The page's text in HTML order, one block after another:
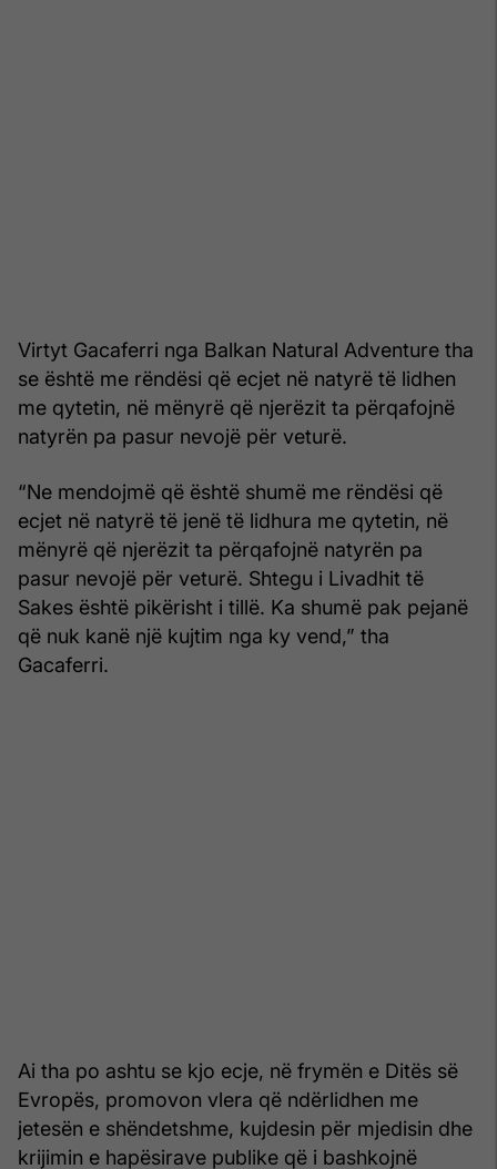
Virtyt Gacaferri nga Balkan Natural Adventure tha
se është me rëndësi që ecjet në natyrë të lidhen
me qytetin, në mënyrë që njerëzit ta përqafojnë
natyrën pa pasur nevojë për veturë.
“Ne mendojmë që është shumë me rëndësi që
ecjet në natyrë të jenë të lidhura me qytetin, në
mënyrë që njerëzit ta përqafojnë natyrën pa
pasur nevojë për veturë. Shtegu i Livadhit të
Sakes është pikërisht i tillë. Ka shumë pak pejanë
që nuk kanë një kujtim nga ky vend,” tha
Gacaferri.
Ai tha po ashtu se kjo ecje, në frymën e Ditës së
Evropës, promovon vlera që ndërlidhen me
jetesën e shëndetshme, kujdesin për mjedisin dhe
krijimin e hapësirave publike që i bashkojnë